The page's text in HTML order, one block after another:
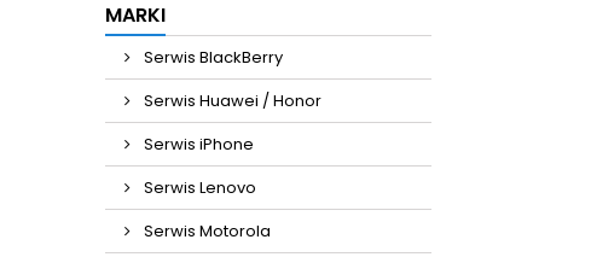
MARKI
Serwis BlackBerry
Serwis Huawei / Honor
Serwis iPhone
Serwis Lenovo
Serwis Motorola